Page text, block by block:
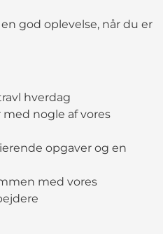
god oplevelse, når du er
hverdag
nogle af vores
opgaver og en
med vores